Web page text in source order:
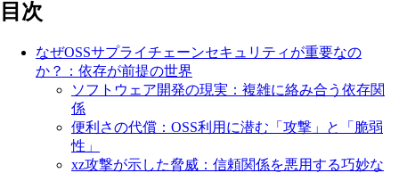
目次
なぜOSSサプライチェーンセキュリティが重要なの
か？：依存が前提の世界
ソフトウェア開発の現実：複雑に絡み合う依存関
係
便利さの代償：OSS利用に潜む「攻撃」と「脆弱
性」
xz攻撃が示した脅威：信頼関係を悪用する巧妙な